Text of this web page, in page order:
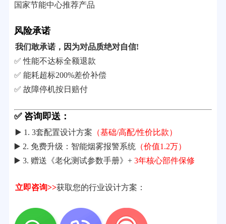
国家节能中心推荐产品
风险承诺
我们敢承诺，因为对品质绝对自信!
✅ 性能不达标全额退款
✅ 能耗超标200%差价补偿
✅ 故障停机按日赔付
✅ 咨询即送：
▶️ 1. 3套配置设计方案 （基础/高配/性价比款）
▶️ 2. 免费升级：智能烟雾报警系统（价值1.2万）
▶️ 3. 赠送《老化测试参数手册》+ 3年核心部件保修
立即咨询>>获取您的行业设计方案：